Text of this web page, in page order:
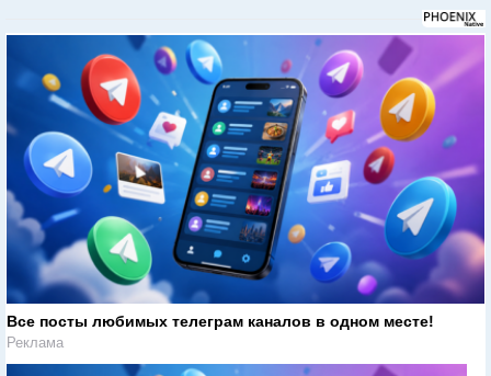
Все посты любимых телеграм каналов в одном месте!
Реклама